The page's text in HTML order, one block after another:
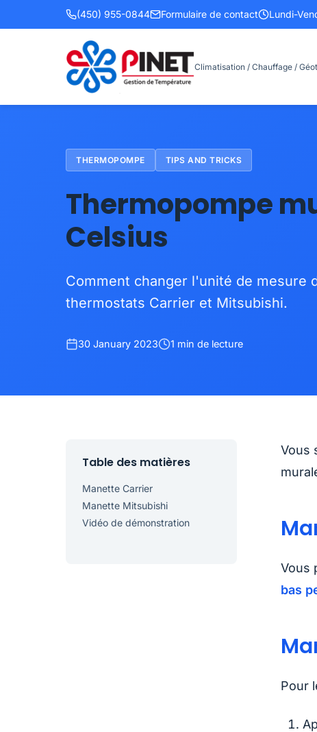
(450) 955-0844 Formulaire de contact Lundi-
Climatisation / Chauffage /
THERMOPOMPE TIPS AND TRICKS
Thermopompe
Celsius
Comment changer l'unité de mesure
thermostats Carrier et Mitsubishi.
30 January 2023 1 min de lecture
Table des matières
Manette Carrier
Manette Mitsubishi
Vidéo de démonstration
Vous
Vous
bas
Pour